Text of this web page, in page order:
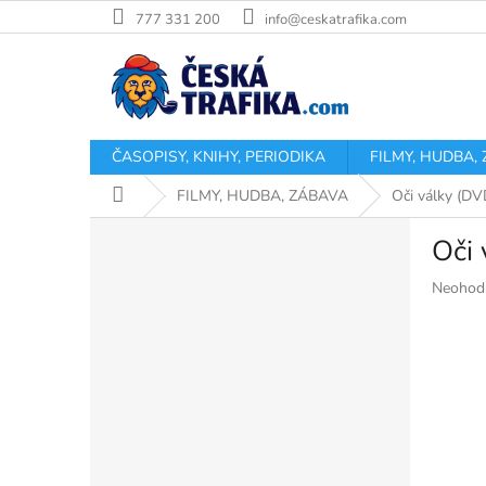
na
777 331 200 info@ceskatrafika.com
ČASOPISY, KNIHY, PERIODIKA FILMY, HUDBA,
Domů FILMY, HUDBA, ZÁBAVA Oči války
Oči